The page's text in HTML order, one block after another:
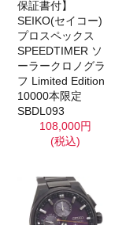
保証書付】
SEIKO(セイコー)
プロスペックス
SPEEDTIMER ソ
ーラークロノグラ
フ Limited Edition
10000本限定
SBDL093
108,000円
(税込)